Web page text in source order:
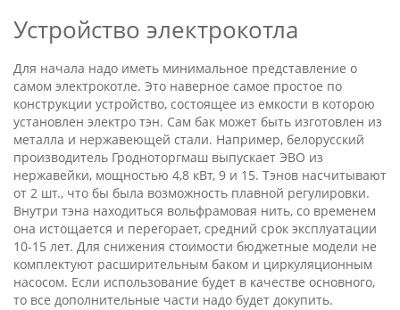
Устройство электрокотла
Для начала надо иметь минимальное представление о
самом электрокотле. Это наверное самое простое по
конструкции устройство, состоящее из емкости в которою
установлен электро тэн. Сам бак может быть изготовлен из
металла и нержавеющей стали. Например, белорусский
производитель Гродноторгмаш выпускает ЭВО из
нержавейки, мощностью 4,8 кВт, 9 и 15. Тэнов насчитывают
от 2 шт., что бы была возможность плавной регулировки.
Внутри тэна находиться вольфрамовая нить, со временем
она истощается и перегорает, средний срок эксплуатации
10-15 лет. Для снижения стоимости бюджетные модели не
комплектуют расширительным баком и циркуляционным
насосом. Если использование будет в качестве основного,
то все дополнительные части надо будет докупить.